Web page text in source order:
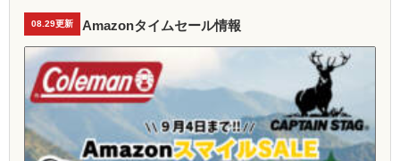
08.29更新 Amazonタイムセール情報